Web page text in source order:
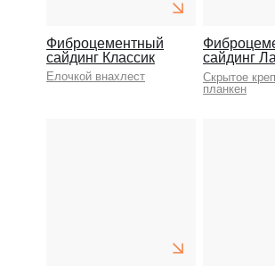
Скрытое
планкен
сайдинг
Елочкой внахлест
Фиброцементный
сайдинг Классик